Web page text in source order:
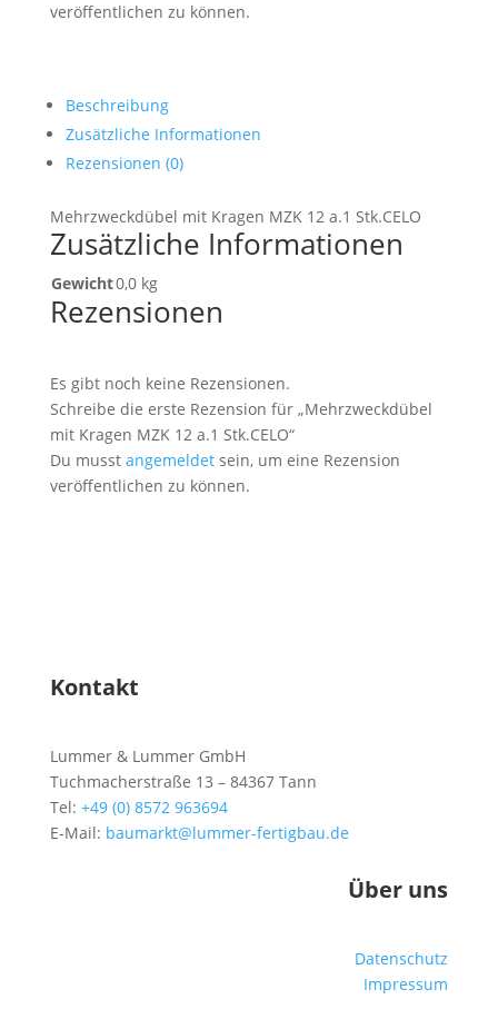
veröffentlichen zu können.
Beschreibung
Zusätzliche Informationen
Rezensionen (0)
Mehrzweckdübel mit Kragen MZK 12 a.1 Stk.CELO
Zusätzliche Informationen
Gewicht0,0 kg
Rezensionen
Es gibt noch keine Rezensionen.
Schreibe die erste Rezension für „Mehrzweckdübel
mit Kragen MZK 12 a.1 Stk.CELO“
Du musst angemeldetsein, um eine Rezension
veröffentlichen zu können.
Kontakt
Lummer & Lummer GmbH
Tuchmacherstraße 13 – 84367 Tann
Tel: +49 (0) 8572 963694
E-Mail: baumarkt@lummer-fertigbau.de
Über uns
Datenschutz
Impressum